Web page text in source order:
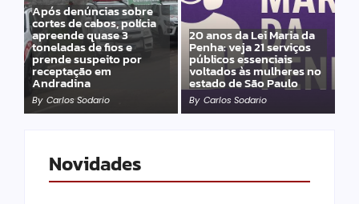
Após denúncias sobre
cortes de cabos, polícia
apreende quase 3
toneladas de fios e
prende suspeito por
receptação em
Andradina
By Carlos Sodario
20 anos da Lei Maria da
Penha: veja 21 serviços
públicos essenciais
voltados às mulheres no
estado de São Paulo
By Carlos Sodario
Novidades